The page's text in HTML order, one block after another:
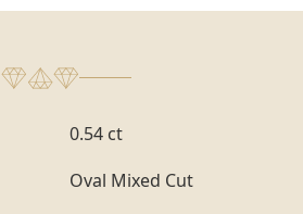
0.54 ct
Oval Mixed Cut